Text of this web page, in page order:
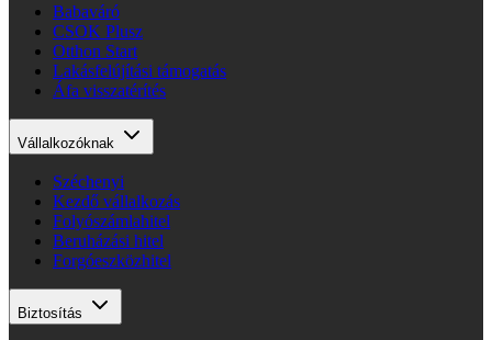
Babaváró
CSOK Plusz
Otthon Start
Lakásfelújítási támogatás
Áfa visszatérítés
Vállalkozóknak
Széchenyi
Kezdő vállalkozás
Folyószámlahitel
Beruházási hitel
Forgóeszközhitel
Biztosítás